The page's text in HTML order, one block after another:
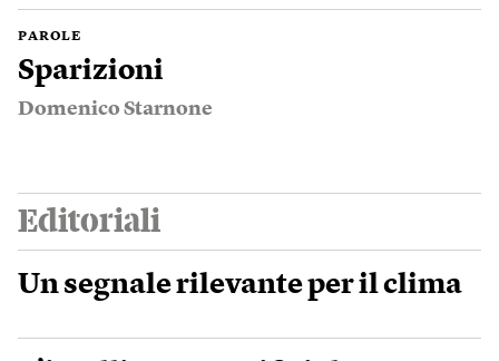
PAROLE
Sparizioni
Domenico Starnone
Editoriali
Un segnale rilevante per il clima